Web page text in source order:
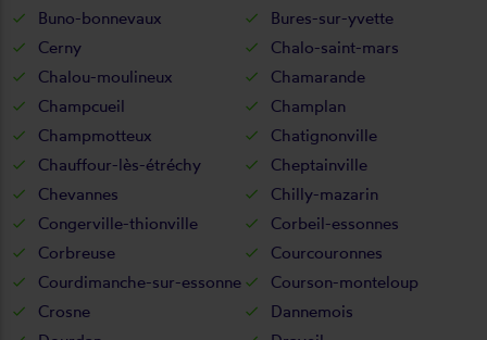
Buno-bonnevaux
Bures-sur-yvette
Cerny
Chalo-saint-mars
Chalou-moulineux
Chamarande
Champcueil
Champlan
Champmotteux
Chatignonville
Chauffour-lès-étréchy
Cheptainville
Chevannes
Chilly-mazarin
Congerville-thionville
Corbeil-essonnes
Corbreuse
Courcouronnes
Courdimanche-sur-essonne
Courson-monteloup
Crosne
Dannemois